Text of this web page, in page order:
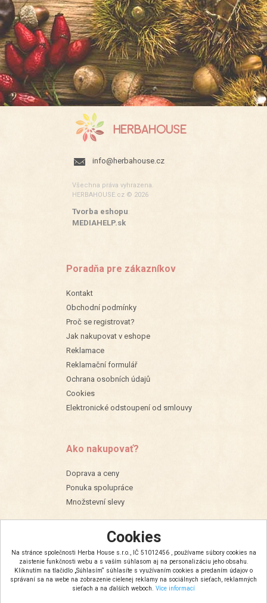
Cookies
Na stránce společnosti Herba House s.r.o., IČ 51012456 , používame súbory cookies na
zaistenie funkčnosti webu a s vaším súhlasom aj na personalizáciu jeho obsahu.
Kliknutím na tlačidlo „Súhlasím“ súhlasíte s využívaním cookies a predaním údajov o
správaní sa na webe na zobrazenie cielenej reklamy na sociálnych sieťach, reklamných
sieťach a na ďalších weboch. Více informací
info@herbahouse.cz
Všechna práva vyhrazena.
HERBAHOUSE.cz © 2026
Tvorba eshopu:
MEDIAHELP.sk
Poradňa pre zákazníkov
Kontakt
Obchodní podmínky
Proč se registrovat?
Jak nakupovat v eshope
Reklamace
Reklamační formulář
Ochrana osobních údajů
Cookies
Elektronické odstoupení od smlouvy
Ako nakupovať?
Doprava a ceny
Ponuka spolupráce
Množstevní slevy